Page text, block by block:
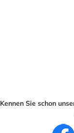
Kennen Sie schon